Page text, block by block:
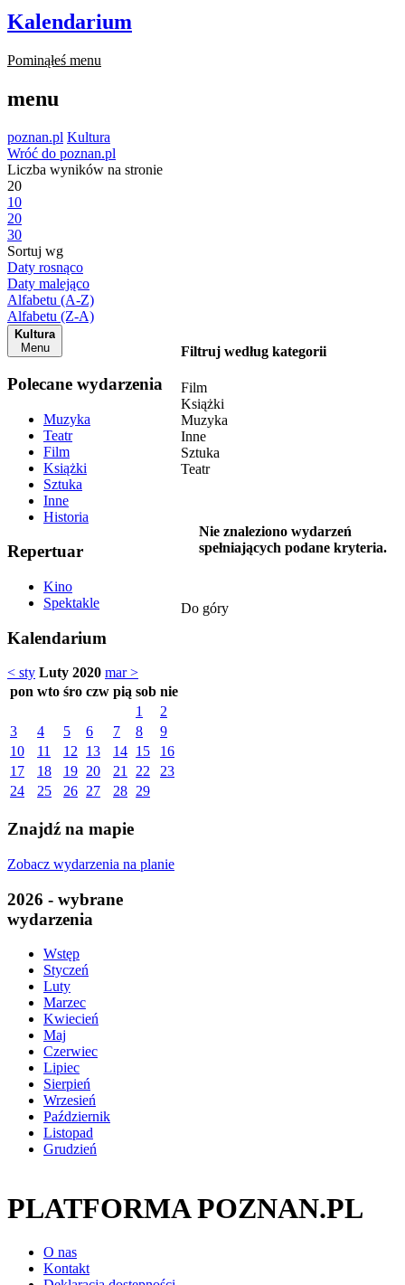
Kalendarium
Pominąłeś menu
menu
poznan.pl Kultura
Wróć do poznan.pl
Liczba wyników na stronie
20
10
20
30
Sortuj wg
Daty rosnąco
Daty malejąco
Alfabetu (A-Z)
Alfabetu (Z-A)
Kultura
Menu
Polecane wydarzenia
Muzyka
Teatr
Film
Książki
Sztuka
Inne
Historia
Repertuar
Kino
Spektakle
Kalendarium
< sty Luty 2020 mar >
pon wto śro czw pią sob nie
1
2
3
4 5 6 7 8
9
10
11 12 13 14 15
16
17
18 19 20 21 22
23
24
25 26 27 28 29
Znajdź na mapie
Zobacz wydarzenia na planie
2026 - wybrane
wydarzenia
Wstęp
Styczeń
Luty
Marzec
Kwiecień
Maj
Czerwiec
Lipiec
Sierpień
Wrzesień
Październik
Listopad
Grudzień
Filtruj według kategorii
Film
Książki
Muzyka
Inne
Sztuka
Teatr
Nie znaleziono wydarzeń
spełniających podane kryteria.
Do góry
PLATFORMA POZNAN.PL
O nas
Kontakt